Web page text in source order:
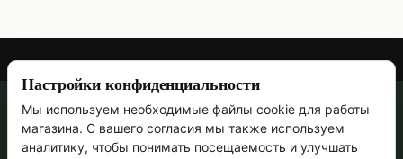
067 473-69-90
Контактная информация
Настройки конфиденциальности
Мы используем необходимые файлы cookie для работы
магазина. С вашего согласия мы также используем
аналитику, чтобы понимать посещаемость и улучшать